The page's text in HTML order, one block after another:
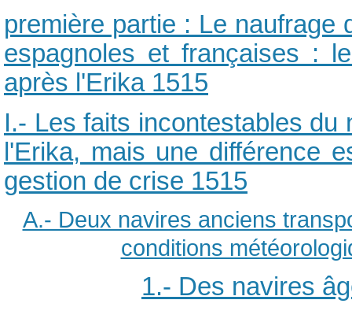
première partie : Le naufrage
espagnoles et françaises :
après l'Erika1515
I.- Les faits incontestables
l'Erika, mais une différence
gestion de crise 1515
A.- Deux navires anciens
conditions
1.- Des navires